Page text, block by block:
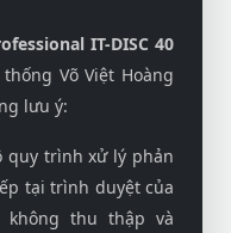
IT-DISC 40
Võ Việt Hoàng
lưu ý:
quy trình xử lý phản
tại trình duyệt của
không thu thập và